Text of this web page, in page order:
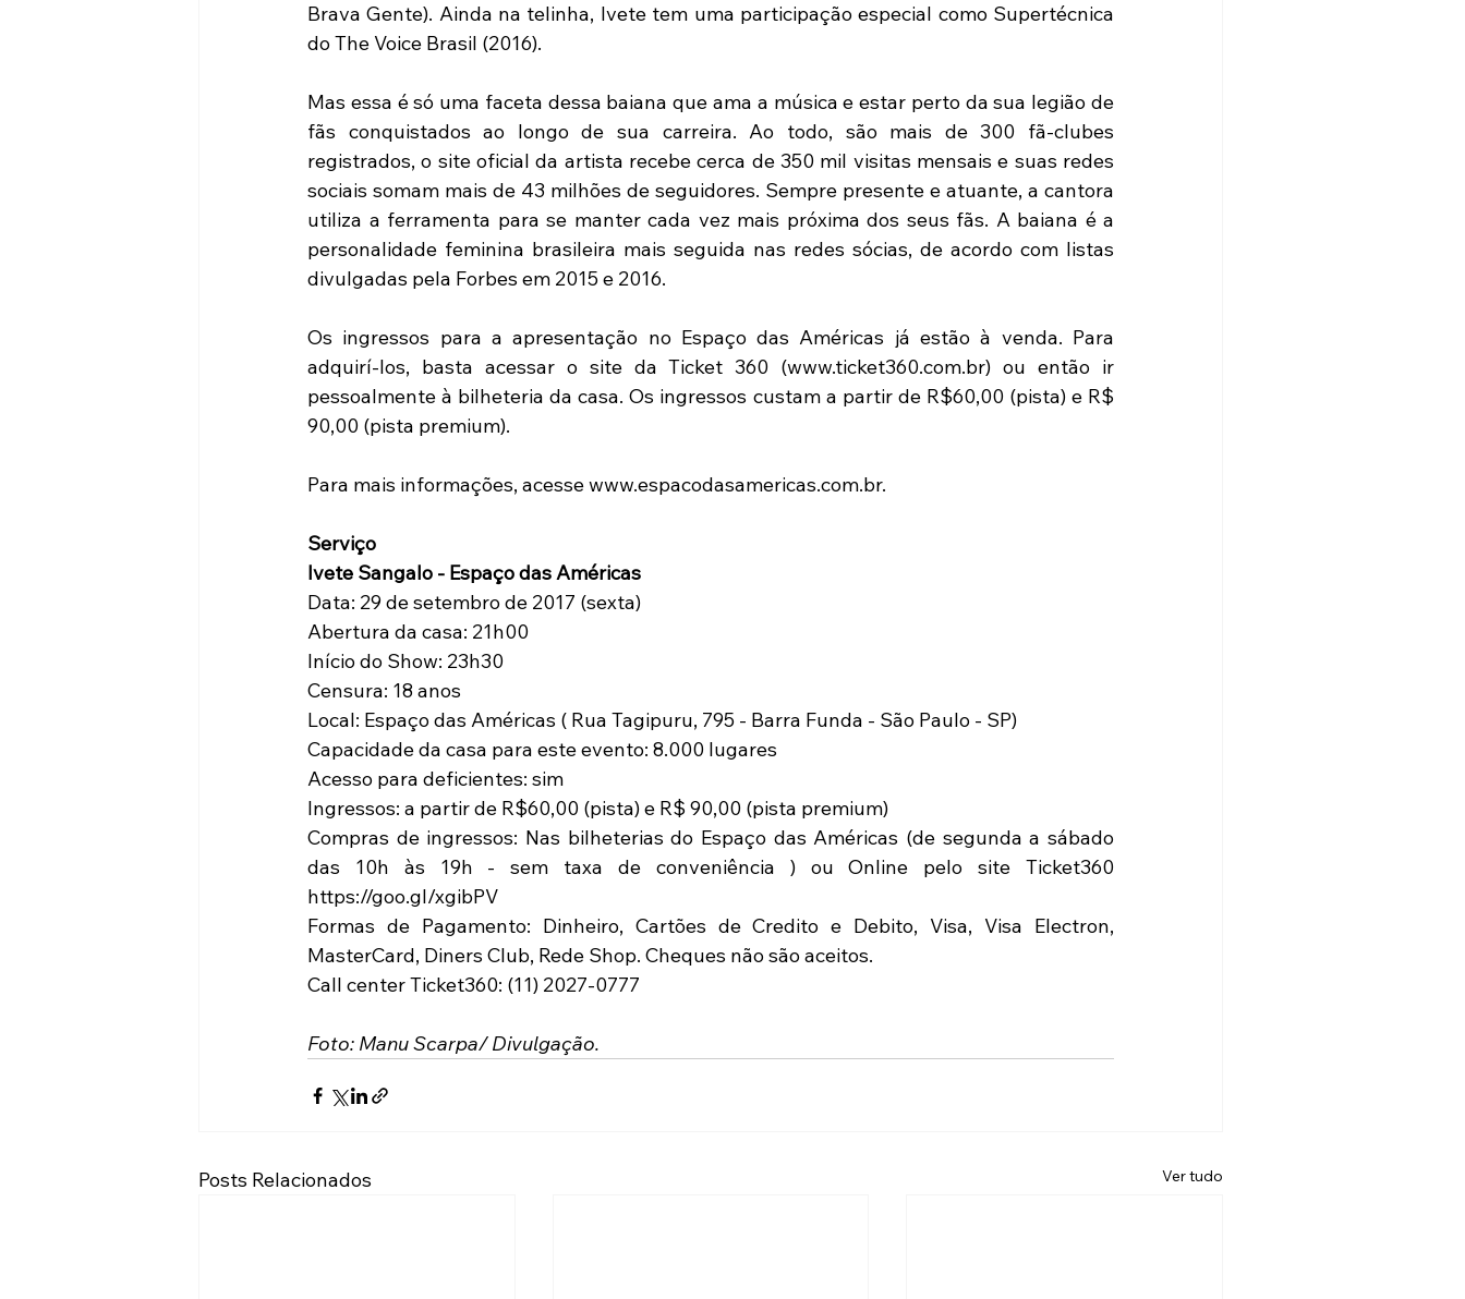
Brava Gente). Ainda na telinha, Ivete tem uma participação especial como Supertécnica
do The Voice Brasil (2016).
Mas essa é só uma faceta dessa baiana que ama a música e estar perto da sua legião de
fãs conquistados ao longo de sua carreira. Ao todo, são mais de 300 fã-clubes
registrados, o site oficial da artista recebe cerca de 350 mil visitas mensais e suas redes
sociais somam mais de 43 milhões de seguidores. Sempre presente e atuante, a cantora
utiliza a ferramenta para se manter cada vez mais próxima dos seus fãs. A baiana é a
personalidade feminina brasileira mais seguida nas redes sócias, de acordo com listas
divulgadas pela Forbes em 2015 e 2016.
Os ingressos para a apresentação no Espaço das Américas já estão à venda. Para
adquirí-los, basta acessar o site da Ticket 360 (www.ticket360.com.br) ou então ir
pessoalmente à bilheteria da casa. Os ingressos custam a partir de R$60,00 (pista) e R$
90,00 (pista premium).
Para mais informações, acesse www.espacodasamericas.com.br.
Serviço
Ivete Sangalo - Espaço das Américas
Data: 29 de setembro de 2017 (sexta)
Abertura da casa: 21h00
Início do Show: 23h30
Censura: 18 anos
Local: Espaço das Américas ( Rua Tagipuru, 795 - Barra Funda - São Paulo - SP)
Capacidade da casa para este evento: 8.000 lugares
Acesso para deficientes: sim
Ingressos: a partir de R$60,00 (pista) e R$ 90,00 (pista premium)
Compras de ingressos: Nas bilheterias do Espaço das Américas (de segunda a sábado
das 10h às 19h - sem taxa de conveniência ) ou Online pelo site Ticket360
https://goo.gl/xgibPV
Formas de Pagamento: Dinheiro, Cartões de Credito e Debito, Visa, Visa Electron,
MasterCard, Diners Club, Rede Shop. Cheques não são aceitos.
Call center Ticket360: (11) 2027-0777
Foto: Manu Scarpa/ Divulgação.
Posts Relacionados Ver tudo